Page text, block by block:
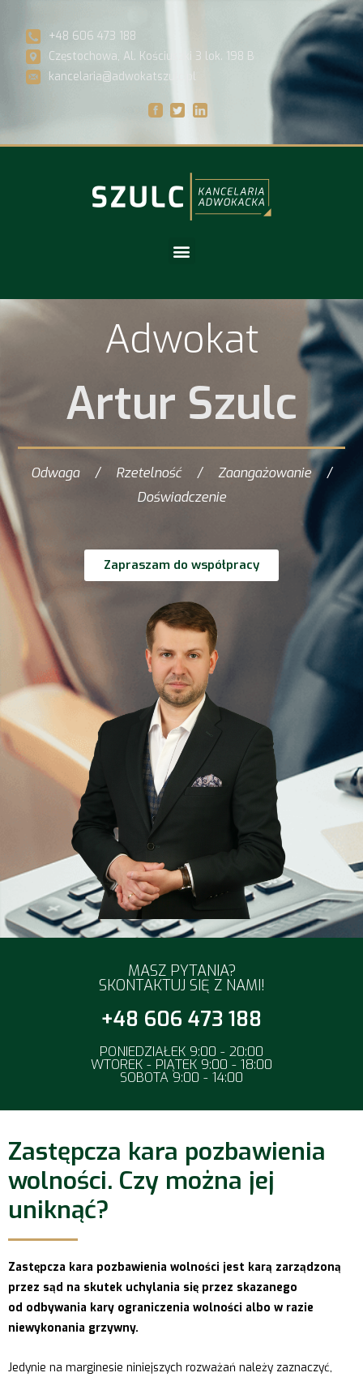
+48 606 473 188
Częstochowa, Al. Kościuszki 3 lok. 198 B
kancelaria@adwokatszulc.pl
Adwokat
Artur Szulc
Odwaga / Rzetelność / Zaangażowanie /
Doświadczenie
Zapraszam do współpracy
MASZ PYTANIA?
SKONTAKTUJ SIĘ Z NAMI!
+48 606 473 188
PONIEDZIAŁEK 9:00 - 20:00
WTOREK - PIĄTEK 9:00 - 18:00
SOBOTA 9:00 - 14:00
Zastępcza kara pozbawienia
wolności. Czy można jej
uniknąć?
Zastępcza kara pozbawienia wolności jest karą zarządzoną
przez sąd na skutek uchylania się przez skazanego
od odbywania kary ograniczenia wolności albo w razie
niewykonania grzywny.
Jedynie na marginesie niniejszych rozważań należy zaznaczyć,